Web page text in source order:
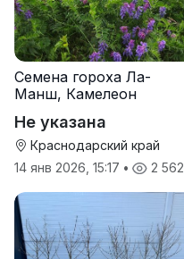
Семена гороха Ла-
Манш, Камелеон
Не указана
Краснодарский край
14 янв 2026, 15:17 • 2 562